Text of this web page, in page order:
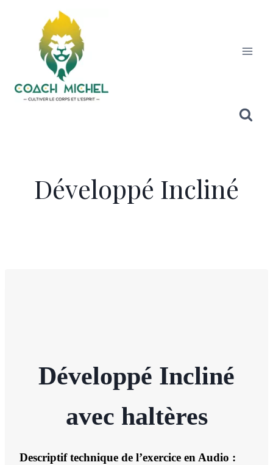
Développé Incliné
Développé Incliné
avec haltères
Descriptif technique de l’exercice en Audio :